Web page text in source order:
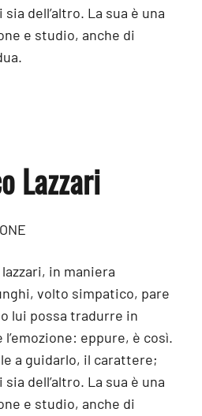
dell’altro. La sua è una
e studio, anche di
Lazzari
in maniera
volto simpatico, pare
lui possa tradurre in
l’emozione: eppure, è così.
a guidarlo, il carattere;
dell’altro. La sua è una
e studio, anche di